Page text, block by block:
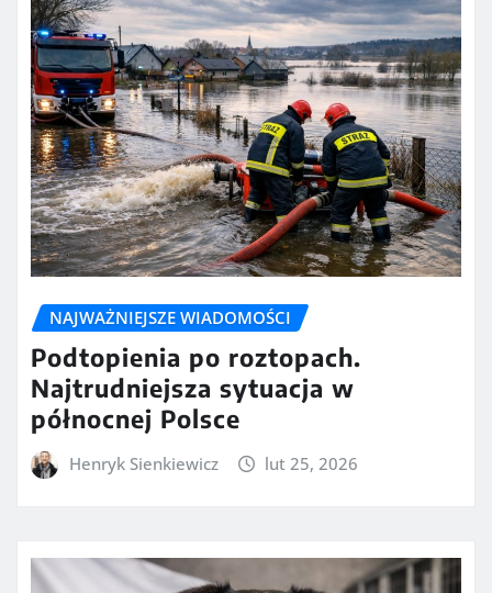
NAJWAŻNIEJSZE WIADOMOŚCI
Podtopienia po roztopach.
Najtrudniejsza sytuacja w
północnej Polsce
Henryk Sienkiewicz lut 25, 2026